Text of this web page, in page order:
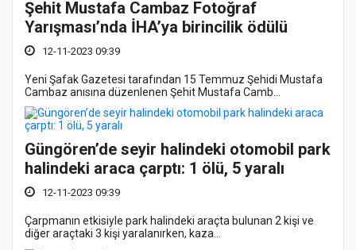
Şehit Mustafa Cambaz Fotoğraf
Yarışması’nda İHA’ya birincilik ödülü
12-11-2023 09:39
Yeni Şafak Gazetesi tarafından 15 Temmuz Şehidi Mustafa
Cambaz anısına düzenlenen Şehit Mustafa Camb...
Güngören’de seyir halindeki otomobil park
halindeki araca çarptı: 1 ölü, 5 yaralı
12-11-2023 09:39
Çarpmanın etkisiyle park halindeki araçta bulunan 2 kişi ve
diğer araçtaki 3 kişi yaralanırken, kaza...